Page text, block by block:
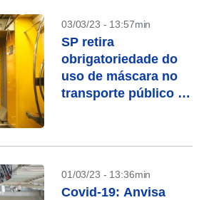
03/03/23 - 13:57min
SP retira
obrigatoriedade do
uso de máscara no
transporte público a
01/03/23 - 13:36min
Covid-19: Anvisa